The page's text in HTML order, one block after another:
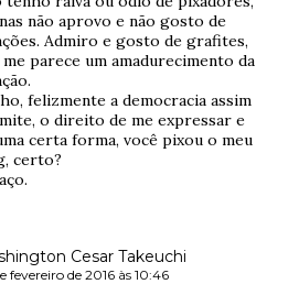
não aprovo e não gosto de
Admiro e gosto de grafites,
me parece um amadurecimento da
felizmente a democracia assim
o direito de me expressar e
certa forma, você pixou o meu
certo?
Cesar Takeuchi
fevereiro de 2016 às 10:46